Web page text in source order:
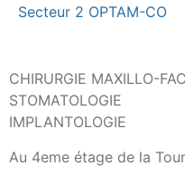
Secteur 2 OPTAM-CO
CHIRURGIE MAXILLO-
STOMATOLOGIE
IMPLANTOLOGIE
Au 4eme étage de la